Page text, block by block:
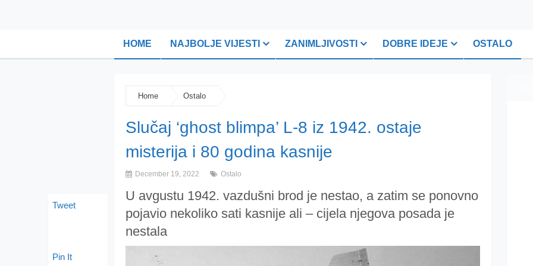
HOME NAJBOLJE VIJESTI ZANIMLJIVOSTI DOBRE IDEJE OSTALO
Home Ostalo
Slučaj ‘ghost blimpa’ L-8 iz 1942. ostaje
misterija i 80 godina kasnije
December 19, 2022 Ostalo
U avgustu 1942. vazdušni brod je nestao, a zatim se ponovno
pojavio nekoliko sati kasnije ali – cijela njegova posada je
nestala
Tweet
Pin It